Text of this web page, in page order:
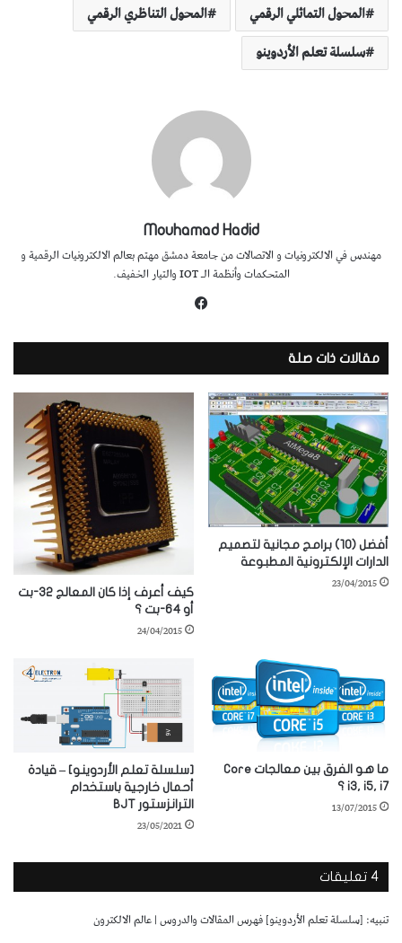
المحول التماثلي الرقمي
المحول التناظري الرقمي
سلسلة تعلم الأردوينو
Mouhamad Hadid
مهندس في الالكترونيات و الاتصالات من جامعة دمشق مهتم بعالم الالكترونيات الرقمية و
المتحكمات وأنظمة الـ IOT والتيار الخفيف.
مقالات ذات صلة
أفضل (10) برامج مجانية لتصميم
الدارات الإلكترونية المطبوعة
23/04/2015
كيف أعرف إذا كان المعالج 32-بت
أو 64-بت ؟
24/04/2015
ما هو الفرق بين معالجات Core
i3, i5, i7 ؟
13/07/2015
[سلسلة تعلم الأردوينو] – قيادة
أحمال خارجية باستخدام
الترانزستور BJT
23/05/2021
‫4 تعليقات
تنبيه: [سلسلة تعلم الأردوينو] فهرس المقالات والدروس | عالم الالكترون